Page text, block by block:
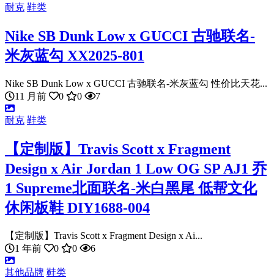
耐克 鞋类
Nike SB Dunk Low x GUCCI 古驰联名-
米灰蓝勾 XX2025-801
Nike SB Dunk Low x GUCCI 古驰联名-米灰蓝勾 性价比天花...
11 月前
0 0 7
耐克 鞋类
【定制版】Travis Scott x Fragment
Design x Air Jordan 1 Low OG SP AJ1 乔
1 Supreme北面联名-米白黑尾 低帮文化
休闲板鞋 DIY1688-004
【定制版】Travis Scott x Fragment Design x Ai...
1 年前
0 0 6
其他品牌 鞋类